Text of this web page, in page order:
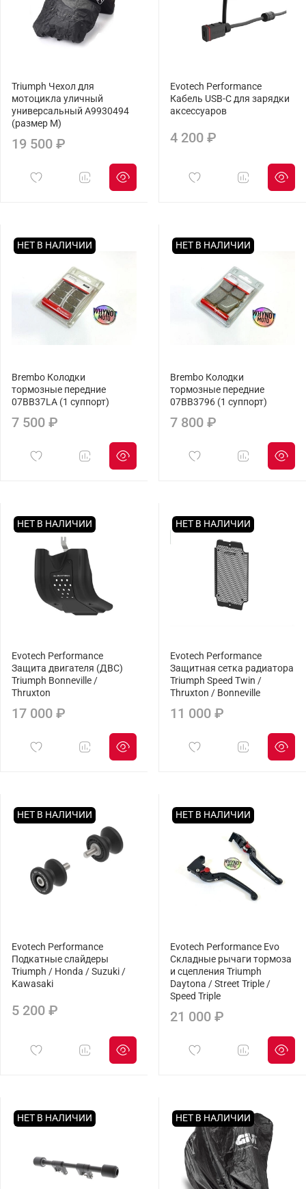
Triumph Чехол для
мотоцикла уличный
универсальный A9930494
(размер М)
19 500 ₽
Evotech Performance
Кабель USB-C для зарядки
аксессуаров
4 200 ₽
НЕТ В НАЛИЧИИ
Brembo Колодки
тормозные передние
07BB37LA (1 суппорт)
7 500 ₽
НЕТ В НАЛИЧИИ
Brembo Колодки
тормозные передние
07BB3796 (1 суппорт)
7 800 ₽
НЕТ В НАЛИЧИИ
Evotech Performance
Защита двигателя (ДВС)
Triumph Bonneville /
Thruxton
17 000 ₽
НЕТ В НАЛИЧИИ
Evotech Performance
Защитная сетка радиатора
Triumph Speed Twin /
Thruxton / Bonneville
11 000 ₽
НЕТ В НАЛИЧИИ
Evotech Performance
Подкатные слайдеры
Triumph / Honda / Suzuki /
Kawasaki
5 200 ₽
НЕТ В НАЛИЧИИ
Evotech Performance Evo
Складные рычаги тормоза
и сцепления Triumph
Daytona / Street Triple /
Speed Triple
21 000 ₽
НЕТ В НАЛИЧИИ НЕТ В НАЛИЧИИ